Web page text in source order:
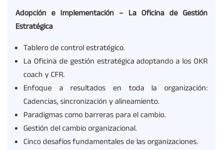
Adopción e Implementación – La Oficina de Gestión
Estratégica
Tablero de control estratégico.
La Oficina de gestión estratégica adoptando a los OKR
coach y CFR.
Enfoque a resultados en toda la organización:
Cadencias, sincronización y alineamiento.
Paradigmas como barreras para el cambio.
Gestión del cambio organizacional.
Cinco desafíos fundamentales de las organizaciones.